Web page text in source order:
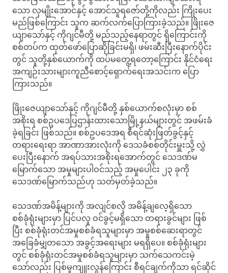
သော လှမျိုးအောင်နှင့် အောင်သူရဇော်တို့ကိုလည်း ကြိုးပေး
မည်ဖြစ်ကြောင်း သူက ဆက်လက်ပြောကြားခဲ့သည်။ ဖြိုးဇေ
ယျာသော်နှင့် ကိုဂျင်မီတို့ မည်သည့်နေရာတွင် ရှိကြောင်းကို
စစ်တပ်က ထုတ်ဖော်ပြောဆိုခြင်းမရှိ၊​ ဖမ်းဆီးပြီးနောက်ပိုင်း
တွင် သူတို့နှစ်ယောက်ကို ထပ်မတွေ့ရတော့ကြောင်း နိုင်ငံရေး
အကျဉ်းသားများကူညီစောင့်ရှောက်ရေးအသင်းက ပြော
ကြားသည်။
ဖြိုးဇေယျာသော်နှင့် ကိုဂျင်မီတို့ နှစ်ယောက်စလုံးမှာ စစ်
အစိုးရ စစ်ဥပဒေပြဌာန်းထားသောမြို့နယ်များတွင် အဖမ်းခံ
ခဲ့ရခြင်း ဖြစ်သည်။ စစ်ဥပဒေအရ စီရင်ဆုံးဖြတ်ခွင့်နှင့်
တရားရေးရာ အာဏာအားလုံးကို ဒေသခံစစ်တိုင်းမှူးသို့ လွှဲ
ပေးပြီးနောက် အရပ်သားအစိုးရအောက်တွင် သေဒဏ်မ
မြောက်သော အမှုများပါဝင်သည့် အမှုပေါင်း ၂၃ ခုကို
သေဒဏ်မြောက်သည်ဟု သတ်မှတ်ခဲ့သည်။
သေဒဏ်အမိန့်များကို အလျင်စလို အမိန့်ချလေ့ရှိသော
စစ်ခုံရုံးများမှာ ပြင်ပလူ ဝင်ခွင့်မရှိသော တရားခွင်များ ဖြစ်
ပြီး စစ်ခုံရုံးတင်အမှုစစ်ခံရသူများမှာ အမှုစစ်ဆေးရာတွင်
အခြေခံမျှတသော အခွင့်အရေးများ မရရှိပေ။ စစ်ခုံရုံးများ
တွင် စစ်ခုံရုံးတင်အမှုစစ်ခံရသူများမှာ သက်သေကင်းမဲ့
သော်လည်း ပြစ်မှုကျူးလွန်ကြောင်း စီရင်ချက်ကိုသာ ရင်ဆိုင်